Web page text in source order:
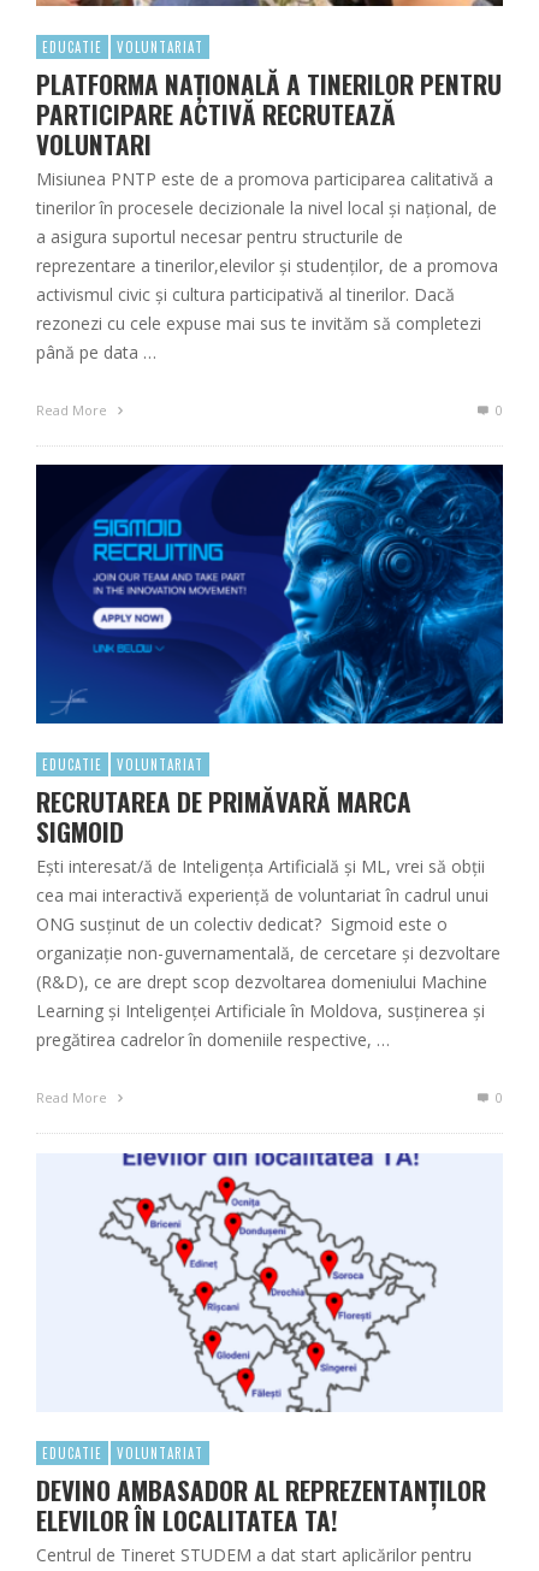
EDUCATIE VOLUNTARIAT
PLATFORMA NAȚIONALĂ A TINERILOR PENTRU
PARTICIPARE ACTIVĂ RECRUTEAZĂ
VOLUNTARI
Misiunea PNTP este de a promova participarea calitativă a
tinerilor în procesele decizionale la nivel local și național, de
a asigura suportul necesar pentru structurile de
reprezentare a tinerilor,elevilor și studenților, de a promova
activismul civic și cultura participativă al tinerilor. Dacă
rezonezi cu cele expuse mai sus te invităm să completezi
până pe data …
Read More 0
EDUCATIE VOLUNTARIAT
RECRUTAREA DE PRIMĂVARĂ MARCA
SIGMOID
Ești interesat/ă de Inteligența Artificială și ML, vrei să obții
cea mai interactivă experiență de voluntariat în cadrul unui
ONG susținut de un colectiv dedicat? Sigmoid este o
organizație non-guvernamentală, de cercetare și dezvoltare
(R&D), ce are drept scop dezvoltarea domeniului Machine
Learning și Inteligenței Artificiale în Moldova, susținerea și
pregătirea cadrelor în domeniile respective, …
Read More 0
EDUCATIE VOLUNTARIAT
DEVINO AMBASADOR AL REPREZENTANȚILOR
ELEVILOR ÎN LOCALITATEA TA!
Centrul de Tineret STUDEM a dat start aplicărilor pentru